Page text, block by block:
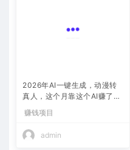
2026年AI一键生成，动漫转
真人，这个月靠这个AI赚了2
W+
赚钱项目
admin